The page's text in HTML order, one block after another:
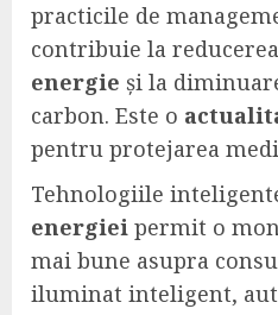
practicile de
contribuie la
energie și la
carbon. Este o
pentru protejarea
Tehnologiile
energiei permit o
mai bune asupra
iluminat inteligent,